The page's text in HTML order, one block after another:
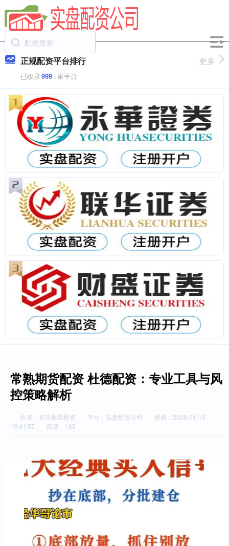
正规配资平台排行
已收录999+家平台
更多
常熟期货配资 杜德配资：专业工具与风
控策略解析
作者：宜昌股票配资 平台：实盘配资公司
更新：2026-01-12
10:41:57
阅读：165